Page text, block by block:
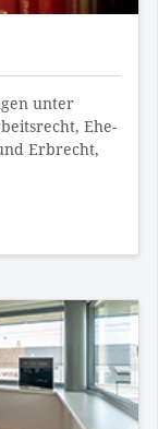
unter
Ehe-
Erbrecht,